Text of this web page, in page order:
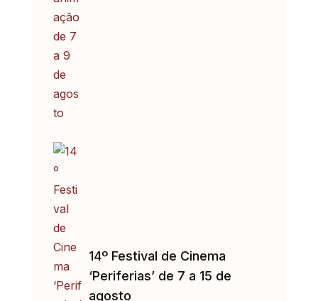
14º Festival de Cinema
‘Periferias’ de 7 a 15 de
agosto